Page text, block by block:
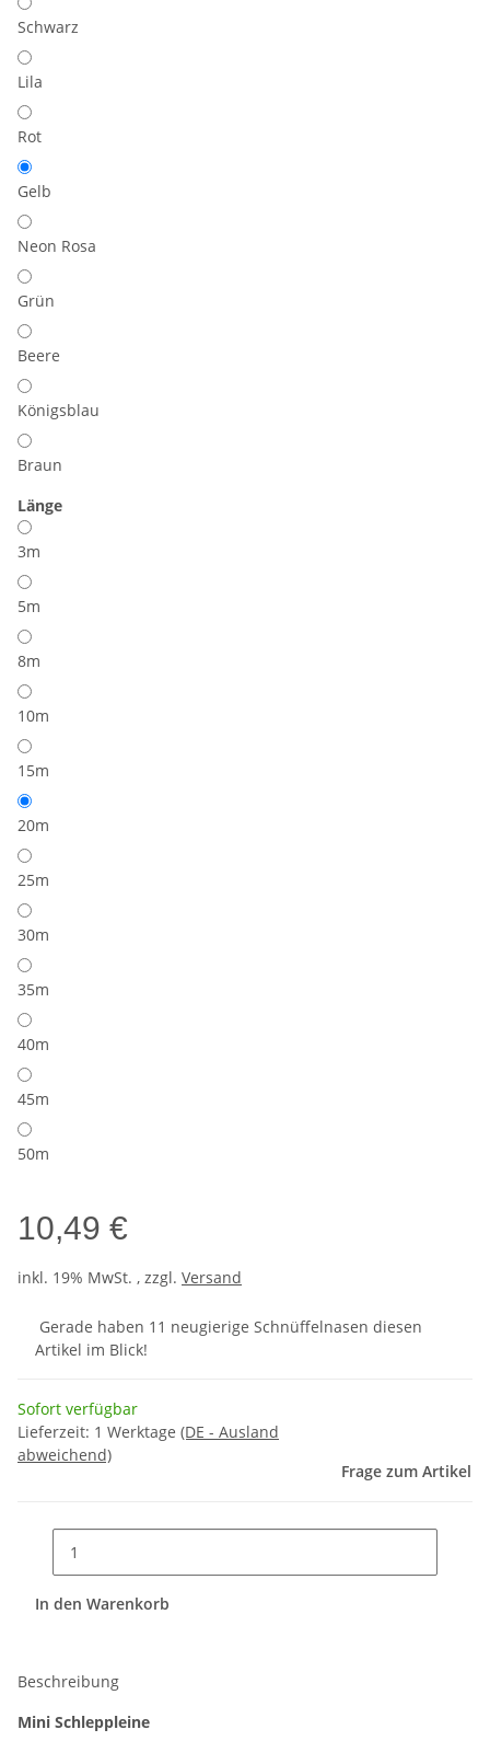
Schwarz
Lila
Rot
Gelb
Neon Rosa
Grün
Beere
Königsblau
Braun
Länge
3m
5m
8m
10m
15m
20m
25m
30m
35m
40m
45m
50m
10,49 €
inkl. 19% MwSt. , zzgl. Versand
Gerade haben 11 neugierige Schnüffelnasen diesen
Artikel im Blick!
Sofort verfügbar
Lieferzeit: 1 Werktage (DE - Ausland
abweichend)
Frage zum Artikel
In den Warenkorb
Beschreibung
Mini Schleppleine